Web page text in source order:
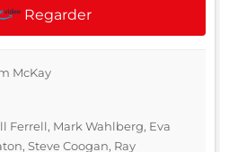
Regarder
McKay
Ferrell, Mark Wahlberg, Eva
Steve Coogan, Ray